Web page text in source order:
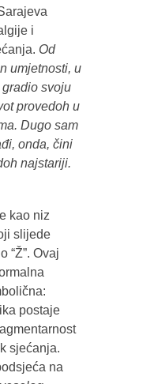
i
Od
umjetnosti, u
svoju
provedoh u
Dugo sam
onda, čini
najstariji.
kao niz
slijede
“Ž”. Ovaj
postaje
sjećanja.
na